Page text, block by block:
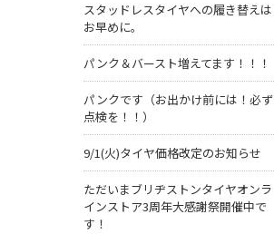
スタッドレスタイヤへの履き替えは
お早めに。
パンク＆バースト増えてます！！！
パンクです（お出かけ前には！必ず
点検を！！）
9/1(火)タイヤ価格改定のお知らせ
ただいまブリヂストンタイヤオンラ
インストア3周年大感謝祭開催中で
す！